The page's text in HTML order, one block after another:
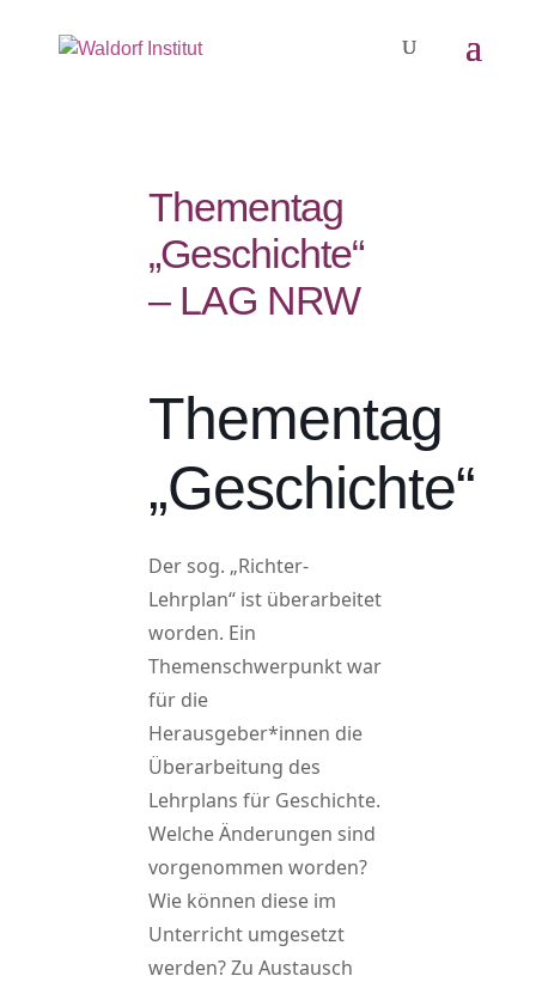
Thementag
„Geschichte“
– LAG NRW
Thementag
„Geschichte“
Der sog. „Richter-
Lehrplan“ ist überarbeitet
worden. Ein
Themenschwerpunkt war
für die
Herausgeber*innen die
Überarbeitung des
Lehrplans für Geschichte.
Welche Änderungen sind
vorgenommen worden?
Wie können diese im
Unterricht umgesetzt
werden? Zu Austausch